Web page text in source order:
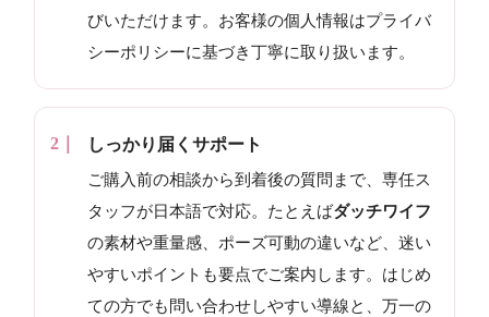
びいただけます。お客様の個人情報はプライバ
シーポリシーに基づき丁寧に取り扱います。
しっかり届くサポート
ご購入前の相談から到着後の質問まで、専任ス
タッフが日本語で対応。たとえばダッチワイフ
の素材や重量感、ポーズ可動の違いなど、迷い
やすいポイントも要点でご案内します。はじめ
ての方でも問い合わせしやすい導線と、万一の